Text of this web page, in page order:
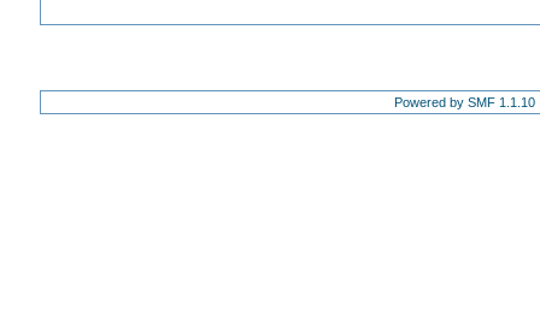
Powered by SMF 1.1.10